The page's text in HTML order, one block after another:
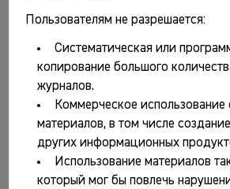
ред. Т.С. Пассек. М.: Наука, 1968.
Краткие сообщения о докладах и
исследованиях Института
Древности Сибири, Дальнего
Азии / Отв. ред. Т.С. Пассек. М.:
ил.
Крижевская Л.Я. Неолит Южного
Ленинград. отд-е,1968. 183 с.,
Пользователям не разрешается:
Систематическая или
копирование большого
журналов.
Коммерческое использование
материалов, в том числе
других информационных
Использование материалов
который мог бы повлечь